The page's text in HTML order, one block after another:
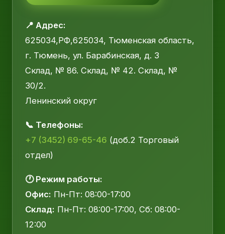
📍 Адрес:
625034,РФ,625034, Тюменская область,
г. Тюмень, ул. Барабинская, д. 3
Склад, № 86. Склад, № 42. Склад, №
30/2.
Ленинский округ
📞 Телефоны:
+7 (3452) 69-65-46 (доб.2 Торговый
отдел)
🕐 Режим работы:
Офис: Пн-Пт: 08:00-17:00
Склад: Пн-Пт: 08:00-17:00, Сб: 08:00-
12:00